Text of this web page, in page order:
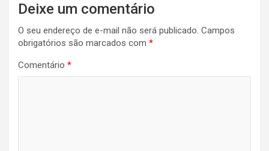
Deixe um comentário
O seu endereço de e-mail não será publicado. Campos
obrigatórios são marcados com *
Comentário *